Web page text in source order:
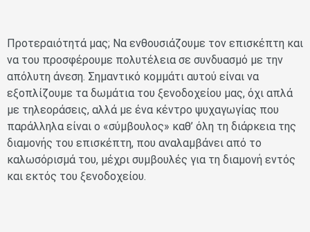
Προτεραιότητά μας; Να ενθουσιάζουμε τον επισκέπτη και
να του προσφέρουμε πολυτέλεια σε συνδυασμό με την
απόλυτη άνεση. Σημαντικό κομμάτι αυτού είναι να
εξοπλίζουμε τα δωμάτια του ξενοδοχείου μας, όχι απλά
με τηλεοράσεις, αλλά με ένα κέντρο ψυχαγωγίας που
παράλληλα είναι ο «σύμβουλος» καθ’ όλη τη διάρκεια της
διαμονής του επισκέπτη, που αναλαμβάνει από το
καλωσόρισμά του, μέχρι συμβουλές για τη διαμονή εντός
και εκτός του ξενοδοχείου.